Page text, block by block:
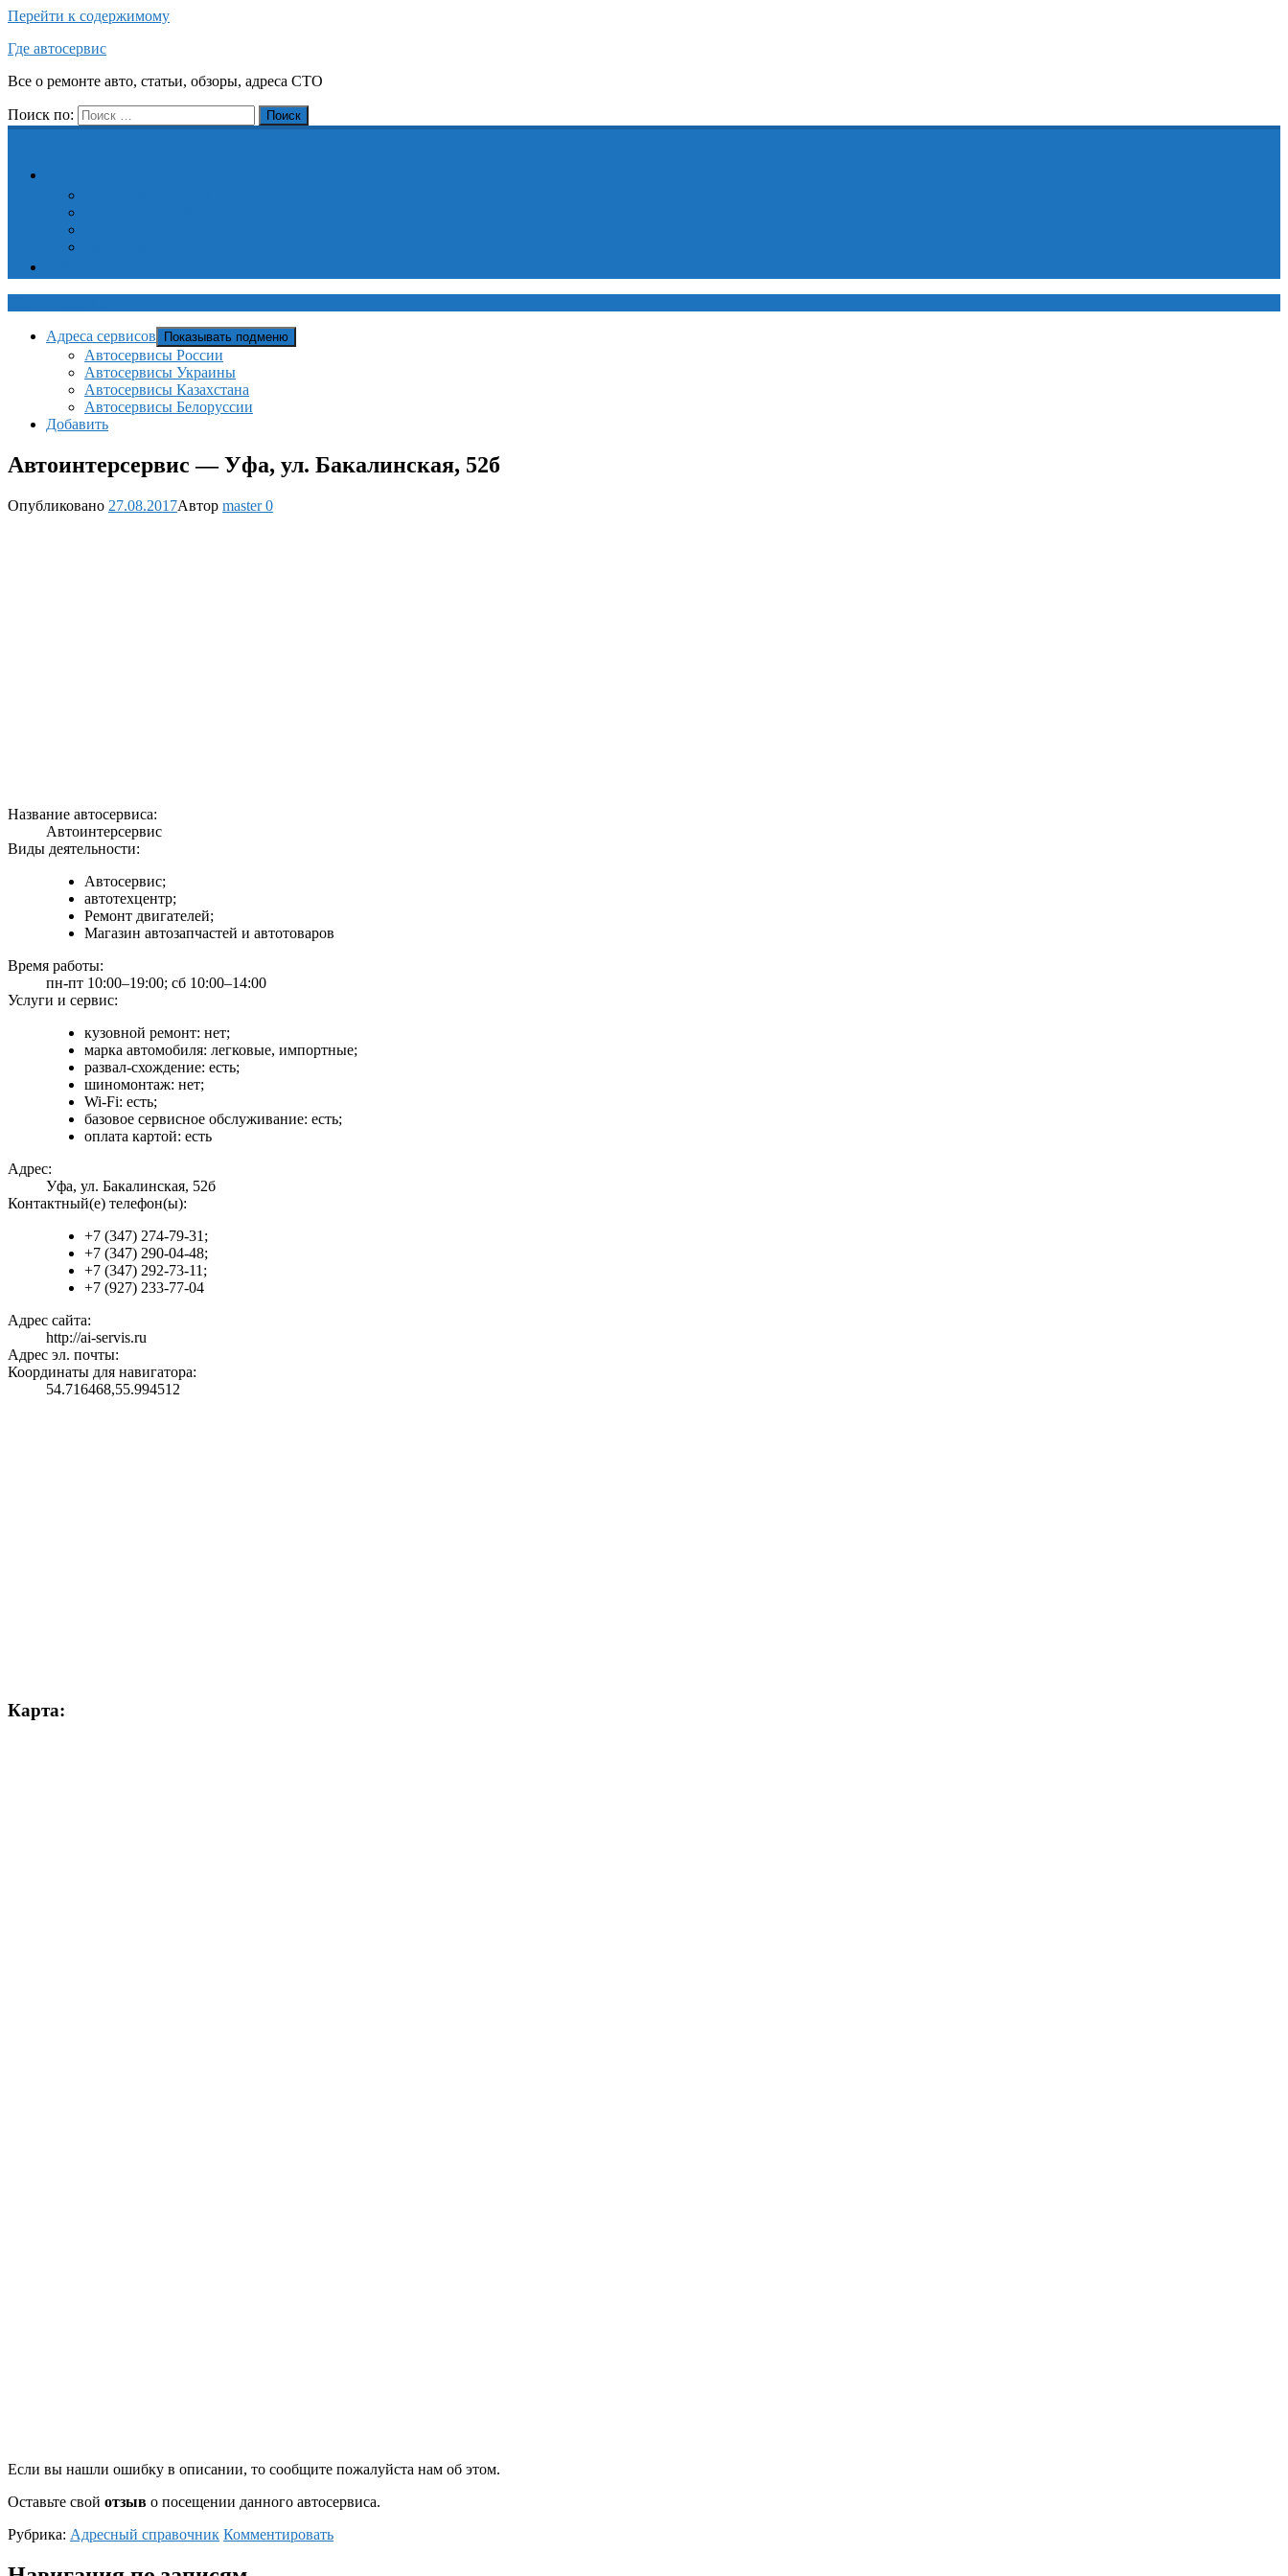
Перейти к содержимому
Где автосервис
Все о ремонте авто, статьи, обзоры, адреса СТО
Поиск по: Поиск
Адреса сервисов Показывать подменю
Автосервисы России
Автосервисы Украины
Автосервисы Казахстана
Автосервисы Белоруссии
Добавить
Автоинтерсервис — Уфа, ул. Бакалинская, 52б
Опубликовано 27.08.2017Автор master0
Название автосервиса:
Автоинтерсервис
Виды деятельности:
Автосервис;
автотехцентр;
Ремонт двигателей;
Магазин автозапчастей и автотоваров
Время работы:
пн-пт 10:00–19:00; сб 10:00–14:00
Услуги и сервис:
кузовной ремонт: нет;
марка автомобиля: легковые, импортные;
развал-схождение: есть;
шиномонтаж: нет;
Wi-Fi: есть;
базовое сервисное обслуживание: есть;
оплата картой: есть
Адрес:
Уфа, ул. Бакалинская, 52б
Контактный(е) телефон(ы):
+7 (347) 274-79-31;
+7 (347) 290-04-48;
+7 (347) 292-73-11;
+7 (927) 233-77-04
Адрес сайта:
http://ai-servis.ru
Адрес эл. почты:
Координаты для навигатора:
54.716468,55.994512
Карта:
Если вы нашли ошибку в описании, то сообщите пожалуйста нам об этом.
Оставьте свой отзыв о посещении данного автосервиса.
Рубрика: Адресный справочник Комментировать